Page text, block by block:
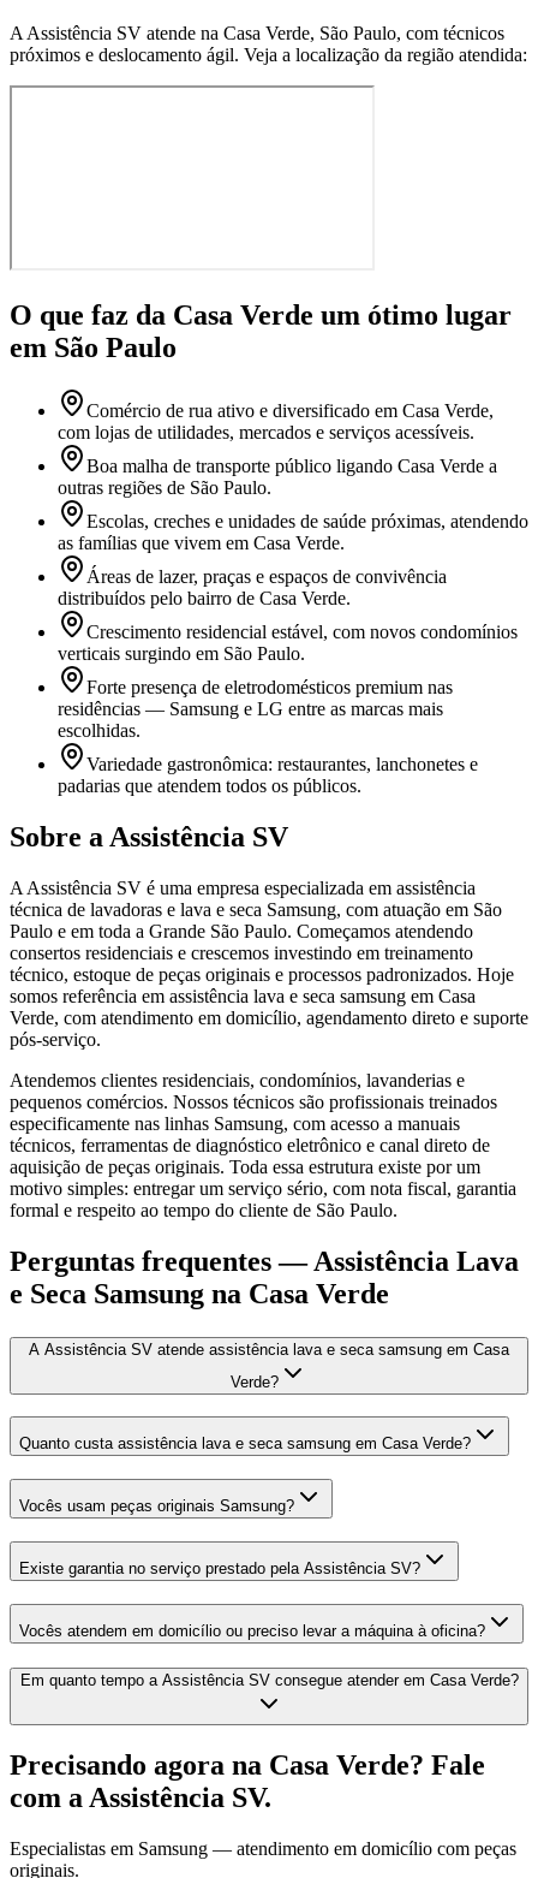
A Assistência SV atende na Casa Verde, São Paulo, com técnicos
próximos e deslocamento ágil. Veja a localização da região atendida:
O que faz da Casa Verde um ótimo lugar
em São Paulo
Comércio de rua ativo e diversificado em Casa Verde,
com lojas de utilidades, mercados e serviços acessíveis.
Boa malha de transporte público ligando Casa Verde a
outras regiões de São Paulo.
Escolas, creches e unidades de saúde próximas, atendendo
as famílias que vivem em Casa Verde.
Áreas de lazer, praças e espaços de convivência
distribuídos pelo bairro de Casa Verde.
Crescimento residencial estável, com novos condomínios
verticais surgindo em São Paulo.
Forte presença de eletrodomésticos premium nas
residências — Samsung e LG entre as marcas mais
escolhidas.
Variedade gastronômica: restaurantes, lanchonetes e
padarias que atendem todos os públicos.
Sobre a Assistência SV
A Assistência SV é uma empresa especializada em assistência
técnica de lavadoras e lava e seca Samsung, com atuação em São
Paulo e em toda a Grande São Paulo. Começamos atendendo
consertos residenciais e crescemos investindo em treinamento
técnico, estoque de peças originais e processos padronizados. Hoje
somos referência em assistência lava e seca samsung em Casa
Verde, com atendimento em domicílio, agendamento direto e suporte
pós-serviço.
Atendemos clientes residenciais, condomínios, lavanderias e
pequenos comércios. Nossos técnicos são profissionais treinados
especificamente nas linhas Samsung, com acesso a manuais
técnicos, ferramentas de diagnóstico eletrônico e canal direto de
aquisição de peças originais. Toda essa estrutura existe por um
motivo simples: entregar um serviço sério, com nota fiscal, garantia
formal e respeito ao tempo do cliente de São Paulo.
Perguntas frequentes —Assistência Lava
e Seca Samsung na Casa Verde
A Assistência SV atende assistência lava e seca samsung em Casa
Verde?
Quanto custa assistência lava e seca samsung em Casa Verde?
Vocês usam peças originais Samsung?
Existe garantia no serviço prestado pela Assistência SV?
Vocês atendem em domicílio ou preciso levar a máquina à oficina?
Em quanto tempo a Assistência SV consegue atender em Casa Verde?
Precisando agora na Casa Verde? Fale
com a Assistência SV.
Especialistas em Samsung — atendimento em domicílio com peças
originais.